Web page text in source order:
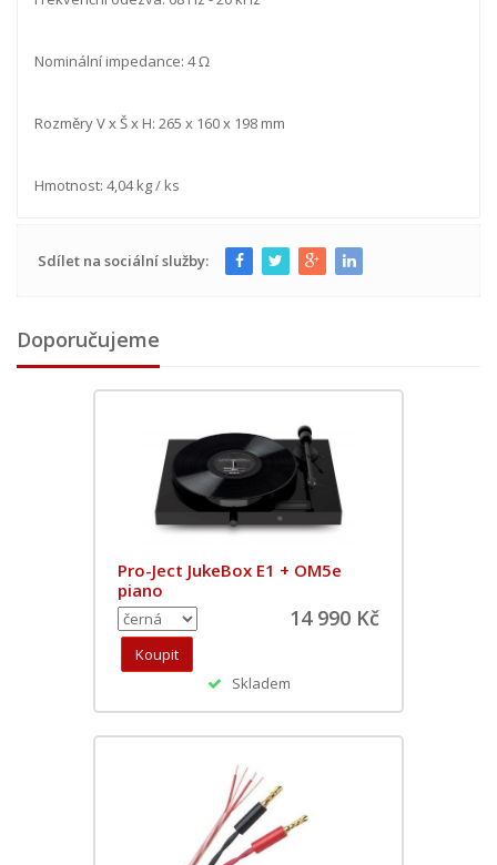
Nominální impedance: 4 Ω
Rozměry V x Š x H: 265 x 160 x 198 mm
Hmotnost: 4,04 kg / ks
Sdílet na sociální služby:
Doporučujeme
Pro-Ject JukeBox E1 + OM5e
piano
14 990 Kč
Skladem